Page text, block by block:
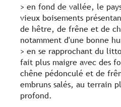
> en fond de vallée, le
vieux boisements
de hêtre, de frêne et de
notamment d'une bonne
> en se rapprochant du
fait plus maigre avec des
chêne pédonculé et de
embruns salés, au terrain
profond.